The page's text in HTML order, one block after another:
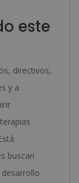
este
directivos,
y a
buscan